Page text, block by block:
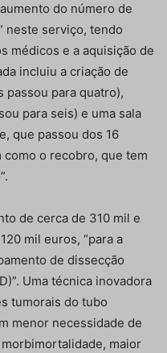
do número de
neste serviço, tendo
médicos e a aquisição de
incluiu a criação de
passou para quatro),
para seis) e uma sala
que passou dos 16
como o recobro, que tem
de cerca de 310 mil e
mil euros, “para a
de dissecção
Uma técnica inovadora
tumorais do tubo
menor necessidade de
maior